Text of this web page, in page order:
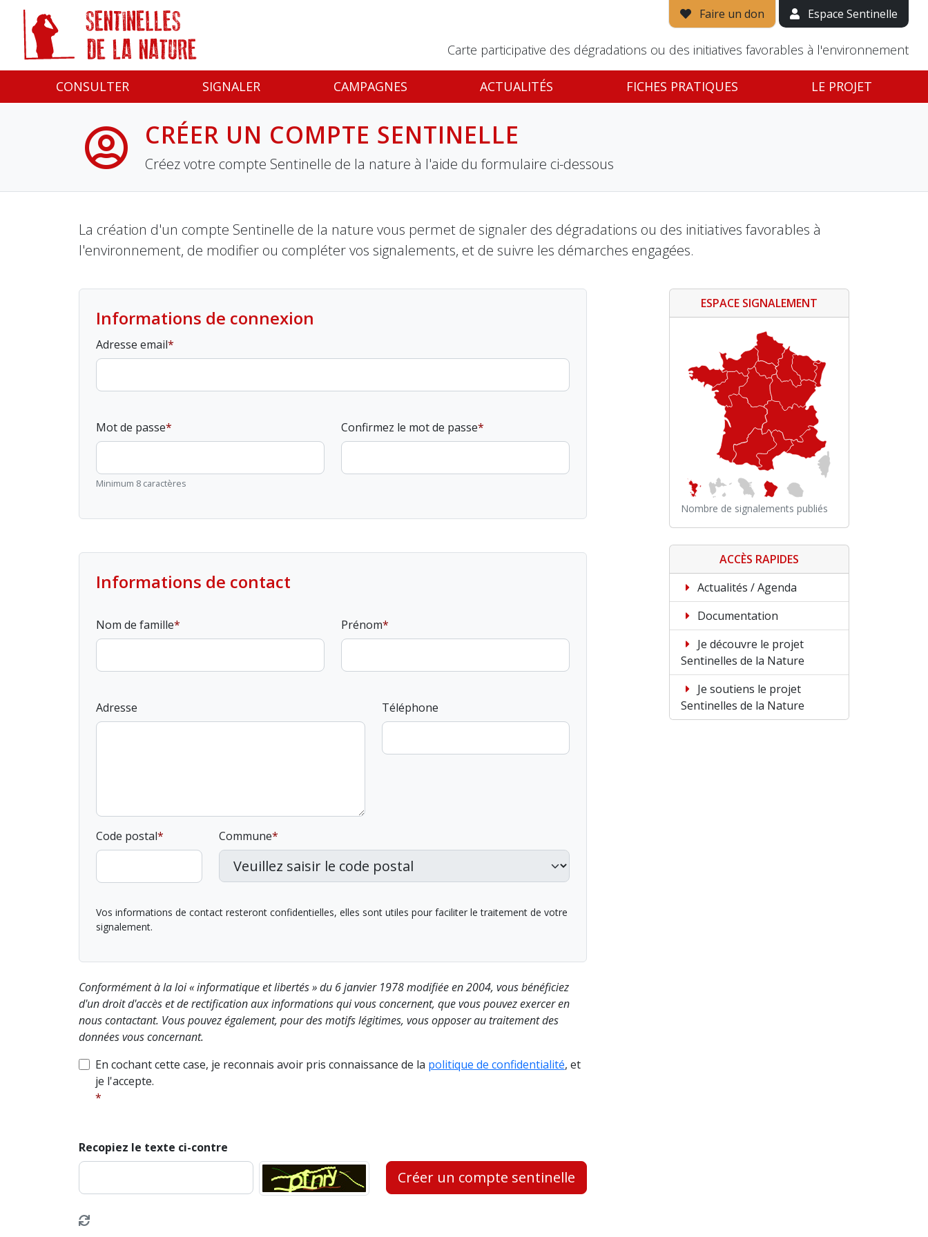
Faire un don Espace Sentinelle
Carte participative des dégradations ou des initiatives favorables à l'environnement
CONSULTER SIGNALER CAMPAGNES ACTUALITÉS FICHES PRATIQUES LE PROJET
CRÉER UN COMPTE SENTINELLE
Créez votre compte Sentinelle de la nature à l'aide du formulaire ci-dessous
La création d'un compte Sentinelle de la nature vous permet de signaler des dégradations ou des initiatives favorables à
l'environnement, de modifier ou compléter vos signalements, et de suivre les démarches engagées.
Informations de connexion
Adresse email
Mot de passe
Minimum 8 caractères
Confirmez le mot de passe
Informations de contact
Nom de famille Prénom
Adresse Téléphone
Code postal Commune
Vos informations de contact resteront confidentielles, elles sont utiles pour faciliter le traitement de votre
signalement.
Conformément à la loi « informatique et libertés » du 6 janvier 1978 modifiée en 2004, vous bénéficiez
d'un droit d'accès et de rectification aux informations qui vous concernent, que vous pouvez exercer en
nous contactant. Vous pouvez également, pour des motifs légitimes, vous opposer au traitement des
données vous concernant.
En cochant cette case, je reconnais avoir pris connaissance de la politique de confidentialité, et
je l'accepte.
Recopiez le texte ci-contre
Créer un compte sentinelle
ESPACE SIGNALEMENT
Nombre de signalements publiés
ACCÈS RAPIDES
Actualités / Agenda
Documentation
Je découvre le projet
Sentinelles de la Nature
Je soutiens le projet
Sentinelles de la Nature
Panneau de gestion des cookies